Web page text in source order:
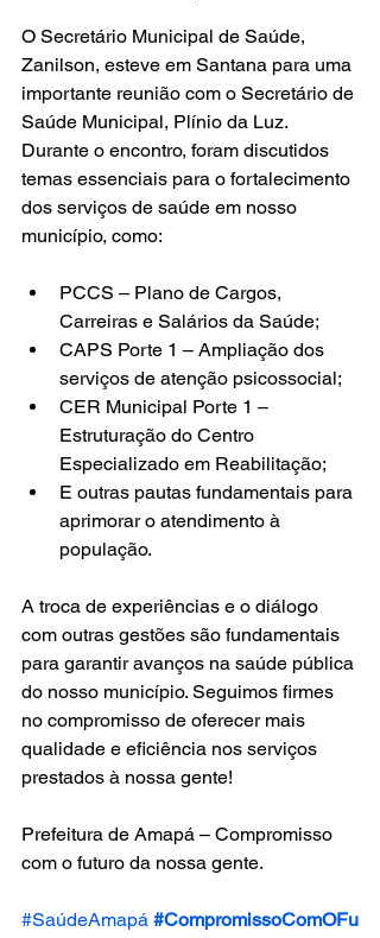
O Secretário Municipal de Saúde,
Zanilson, esteve em Santana para uma
importante reunião com o Secretário de
Saúde Municipal, Plínio da Luz.
Durante o encontro, foram discutidos
temas essenciais para o fortalecimento
dos serviços de saúde em nosso
município, como:
PCCS – Plano de Cargos,
Carreiras e Salários da Saúde;
CAPS Porte 1 – Ampliação dos
serviços de atenção psicossocial;
CER Municipal Porte 1 –
Estruturação do Centro
Especializado em Reabilitação;
E outras pautas fundamentais para
aprimorar o atendimento à
população.
A troca de experiências e o diálogo
com outras gestões são fundamentais
para garantir avanços na saúde pública
do nosso município. Seguimos firmes
no compromisso de oferecer mais
qualidade e eficiência nos serviços
prestados à nossa gente!
Prefeitura de Amapá – Compromisso
com o futuro da nossa gente.
#SaúdeAmapá #CompromissoComOFu